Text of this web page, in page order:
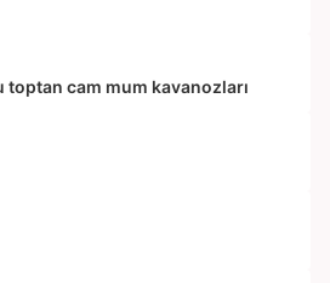
toptan cam mum kavanozları